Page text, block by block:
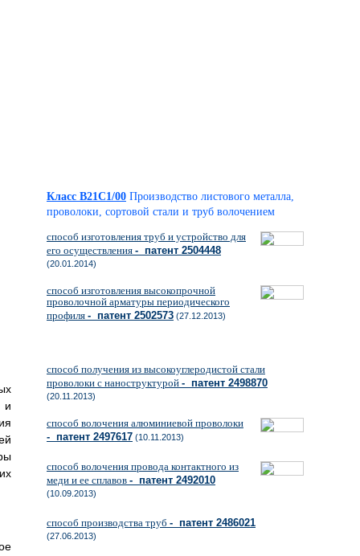
и
Класс B21C1/00 Производство листового металла,
проволоки, сортовой стали и труб волочением
способ изготовления труб и устройство для
его осуществления - патент 2504448
(20.01.2014)
способ изготовления высокопрочной
проволочной арматуры периодического
профиля - патент 2502573 (27.12.2013)
способ получения из высокоуглеродистой стали
проволоки с наноструктурой - патент 2498870
(20.11.2013)
способ волочения алюминиевой проволоки
- патент 2497617 (10.11.2013)
способ волочения провода контактного из
меди и ее сплавов - патент 2492010
(10.09.2013)
способ производства труб - патент 2486021
(27.06.2013)